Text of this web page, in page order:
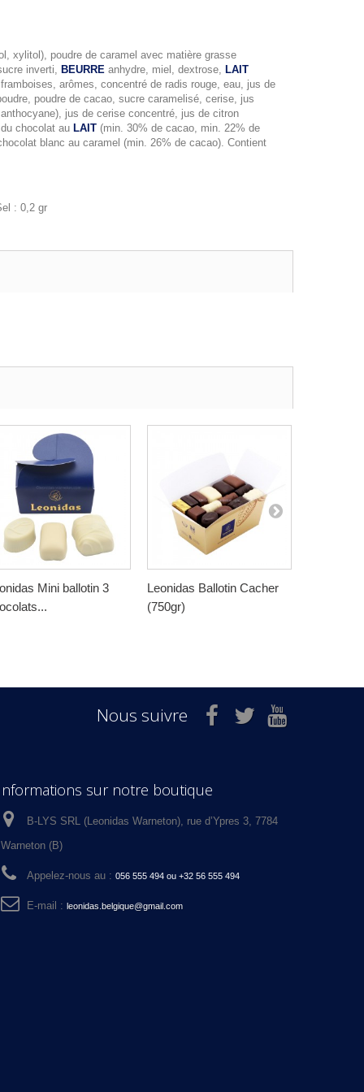
xylitol), poudre de caramel avec matière grasse
inverti, BEURRE anhydre, miel, dextrose, LAIT
arômes, concentré de radis rouge, eau, jus de
poudre de cacao, sucre caramelisé, cerise, jus
jus de cerise concentré, jus de citron
chocolat au LAIT (min. 30% de cacao, min. 22% de
blanc au caramel (min. 26% de cacao). Contient
: 0,2 gr
Mini ballotin 3
Leonidas Ballotin Cacher
(750gr)
Nous suivre
sur notre boutique
B-LYS SRL (Leonidas Warneton), rue d’Ypres 3, 7784
Warneton (B)
Appelez-nous au : 056 555 494 ou +32 56 555 494
E-mail : leonidas.belgique@gmail.com